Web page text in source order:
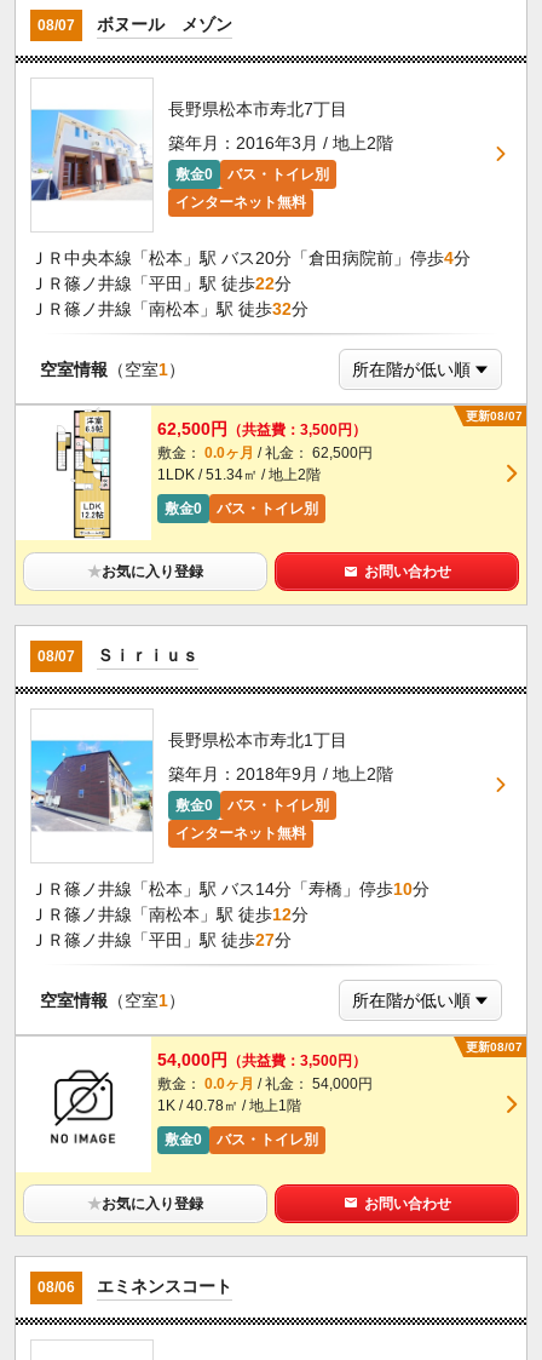
08/07 ボヌール メゾン
長野県松本市寿北7丁目
築年月：2016年3月 / 地上2階
敷金0
バス・トイレ別
インターネット無料
ＪＲ中央本線「松本」駅 バス20分「倉田病院前」停歩4分
ＪＲ篠ノ井線「平田」駅 徒歩22分
ＪＲ篠ノ井線「南松本」駅 徒歩32分
空室情報 （空室1）
更新08/07
62,500円
（共益費：3,500円）
敷金： 0.0ヶ月 / 礼金： 62,500円
1LDK / 51.34㎡ / 地上2階
敷金0
バス・トイレ別
★お気に入り登録 お問い合わせ
08/07 Ｓｉｒｉｕｓ
長野県松本市寿北1丁目
築年月：2018年9月 / 地上2階
敷金0
バス・トイレ別
インターネット無料
ＪＲ篠ノ井線「松本」駅 バス14分「寿橋」停歩10分
ＪＲ篠ノ井線「南松本」駅 徒歩12分
ＪＲ篠ノ井線「平田」駅 徒歩27分
空室情報 （空室1）
更新08/07
54,000円
（共益費：3,500円）
敷金： 0.0ヶ月 / 礼金： 54,000円
1K / 40.78㎡ / 地上1階
敷金0
バス・トイレ別
★お気に入り登録 お問い合わせ
08/06 エミネンスコート